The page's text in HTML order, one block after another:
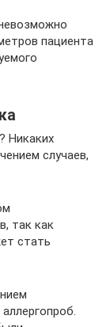
пациента
Никаких
случаев,
так как
стать